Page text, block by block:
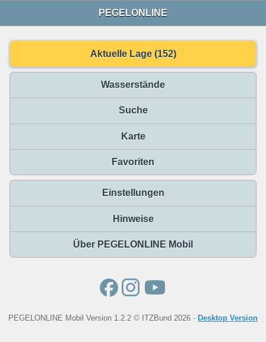
PEGELONLINE
Aktuelle Lage (152)
Wasserstände
Suche
Karte
Favoriten
Einstellungen
Hinweise
Über PEGELONLINE Mobil
PEGELONLINE Mobil Version 1.2.2 © ITZBund 2026 - Desktop Version